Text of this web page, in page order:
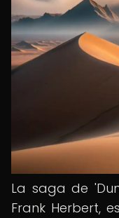
La saga de
Frank Herbert,